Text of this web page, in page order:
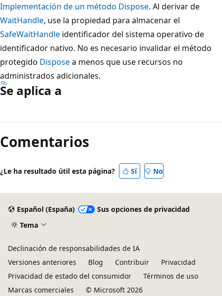
Implementación de un método Dispose. Al derivar de
WaitHandle, use la propiedad para almacenar el
SafeWaitHandle identificador del sistema operativo de
identificador nativo. No es necesario invalidar el método
protegido Disposea menos que use recursos no
administrados adicionales.
Se aplica a
de
lectura
Comentarios
¿Le ha resultado útil esta página? Sí No
Español (España)
Sus opciones de privacidad
Tema
Declinación de responsabilidades de IA
Versiones anteriores
Blog Contribuir
Privacidad
Privacidad de estado del consumidor
Términos de uso
Marcas comerciales
© Microsoft 2026